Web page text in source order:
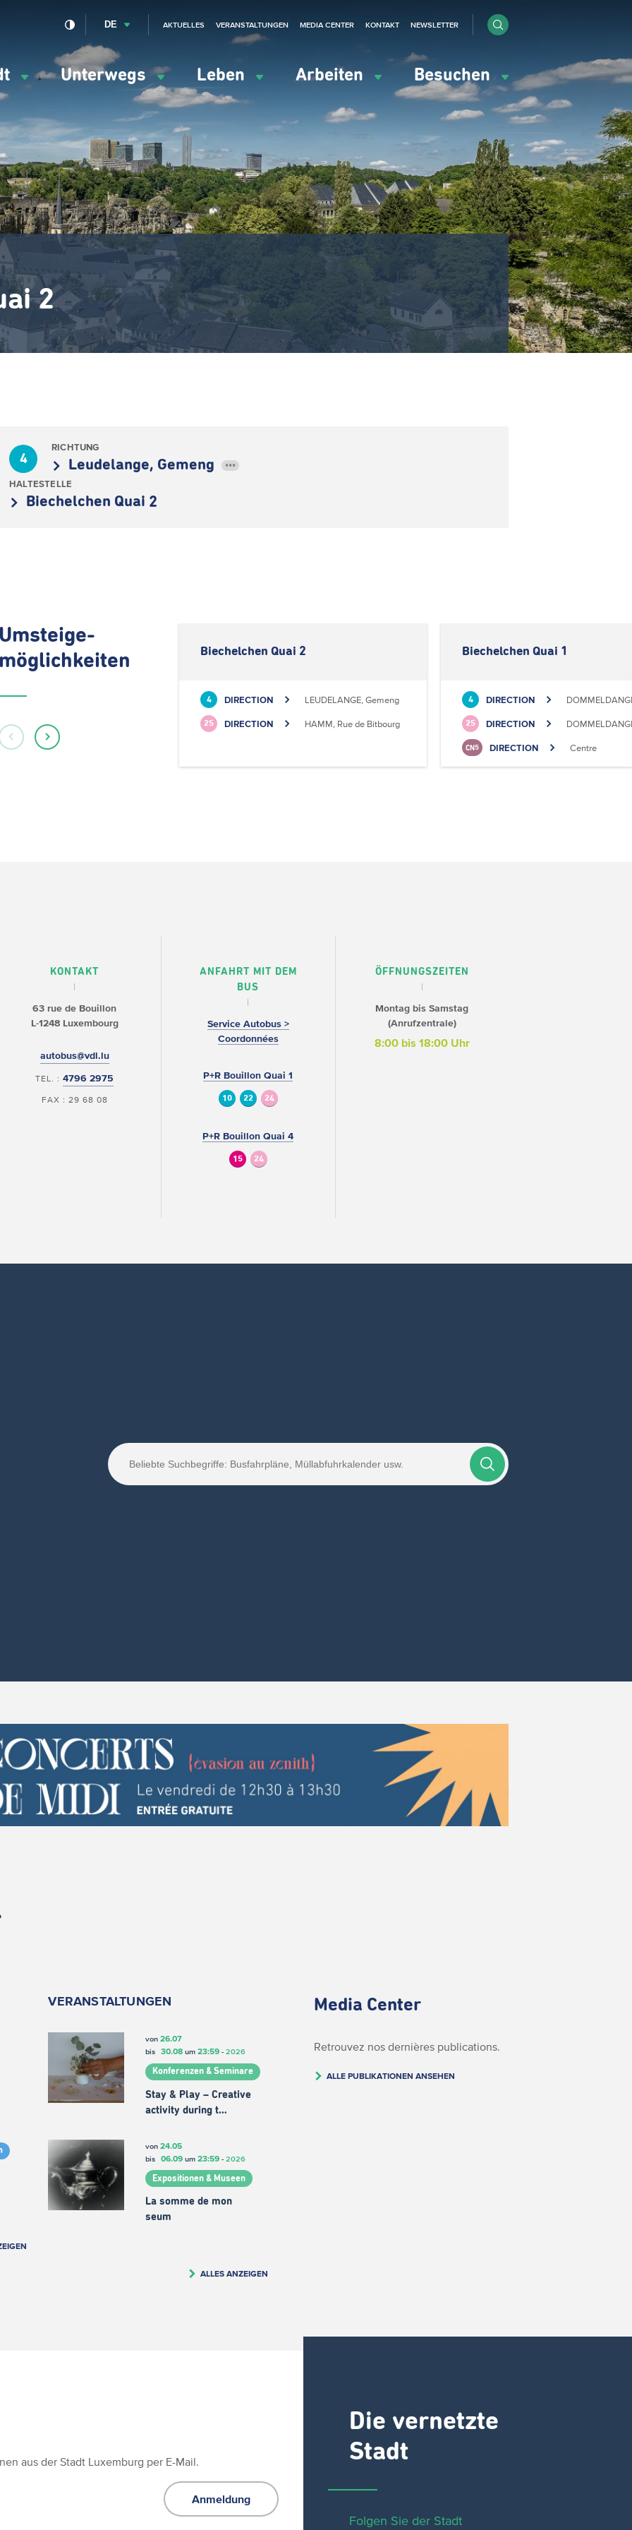
Unterwegs Leben Arbeiten Besuchen
DE AKTUELLES VERANSTALTUNGEN MEDIA CENTER KONTAKT NEWSLETTER
2
4
RICHTUNG
Leudelange, Gemeng •••
HALTESTELLE
Biechelchen Quai 2
Biechelchen Quai 2
4 DIRECTION LEUDELANGE, Gemeng
25 DIRECTION HAMM, Rue de Bitbourg
Biechelchen Quai 1
4 DIRECTION
25 DIRECTION
CN5 DIRECTION Centre
KONTAKT
63 rue de Bouillon
L-1248 Luxembourg
autobus@vdl.lu
TEL. :4796 2975
FAX : 29 68 08
ANFAHRT MIT DEM
BUS
Service Autobus >
Coordonnées
P+R Bouillon Quai 1
10 22 24
P+R Bouillon Quai 4
15 24
ÖFFNUNGSZEITEN
Montag bis Samstag
(Anrufzentrale)
8:00 bis 18:00 Uhr
VERANSTALTUNGEN
von 26.07
bis 30.08um 23:59- 2026
Konferenzen & Seminare
Stay & Play – Creative
activity during t…
von 24.05
bis 06.09um 23:59- 2026
Expositionen & Museen
La somme de mon
seum
ALLES ANZEIGEN
Media Center
Retrouvez nos dernières publications.
ALLE PUBLIKATIONEN ANSEHEN
Die vernetzte
Stadt
Folgen Sie der Stadt
aus der Stadt Luxemburg per E-Mail.
Anmeldung